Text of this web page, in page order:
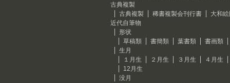
古典複製
古典複製
稀書複製会刊行書
大和
近代自筆物
形状
草稿類
書簡類 葉書類
書画類
生月
１月生
２月生 ３月生
４月生
12月生
没月